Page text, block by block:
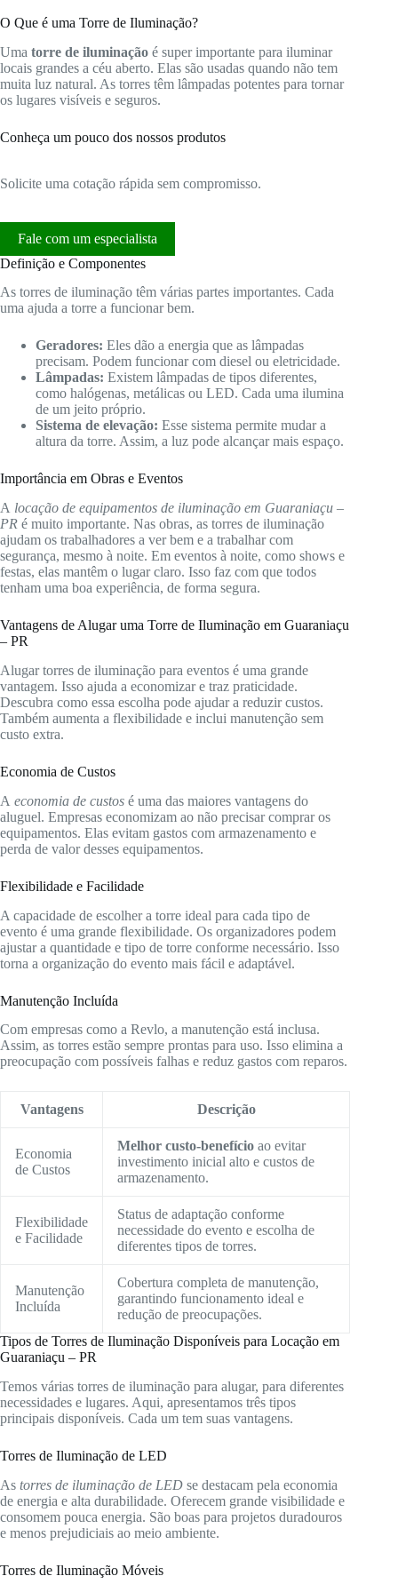
O Que é uma Torre de Iluminação?
Uma torre de iluminação é super importante para iluminar
locais grandes a céu aberto. Elas são usadas quando não tem
muita luz natural. As torres têm lâmpadas potentes para tornar
os lugares visíveis e seguros.
Conheça um pouco dos nossos produtos
Solicite uma cotação rápida sem compromisso.
Fale com um especialista
Definição e Componentes
As torres de iluminação têm várias partes importantes. Cada
uma ajuda a torre a funcionar bem.
Geradores: Eles dão a energia que as lâmpadas
precisam. Podem funcionar com diesel ou eletricidade.
Lâmpadas: Existem lâmpadas de tipos diferentes,
como halógenas, metálicas ou LED. Cada uma ilumina
de um jeito próprio.
Sistema de elevação: Esse sistema permite mudar a
altura da torre. Assim, a luz pode alcançar mais espaço.
Importância em Obras e Eventos
A locação de equipamentos de iluminação em Guaraniaçu –
PR é muito importante. Nas obras, as torres de iluminação
ajudam os trabalhadores a ver bem e a trabalhar com
segurança, mesmo à noite. Em eventos à noite, como shows e
festas, elas mantêm o lugar claro. Isso faz com que todos
tenham uma boa experiência, de forma segura.
Vantagens de Alugar uma Torre de Iluminação em Guaraniaçu
– PR
Alugar torres de iluminação para eventos é uma grande
vantagem. Isso ajuda a economizar e traz praticidade.
Descubra como essa escolha pode ajudar a reduzir custos.
Também aumenta a flexibilidade e inclui manutenção sem
custo extra.
Economia de Custos
A economia de custos é uma das maiores vantagens do
aluguel. Empresas economizam ao não precisar comprar os
equipamentos. Elas evitam gastos com armazenamento e
perda de valor desses equipamentos.
Flexibilidade e Facilidade
A capacidade de escolher a torre ideal para cada tipo de
evento é uma grande flexibilidade. Os organizadores podem
ajustar a quantidade e tipo de torre conforme necessário. Isso
torna a organização do evento mais fácil e adaptável.
Manutenção Incluída
Com empresas como a Revlo, a manutenção está inclusa.
Assim, as torres estão sempre prontas para uso. Isso elimina a
preocupação com possíveis falhas e reduz gastos com reparos.
Vantagens Descrição
Economia
de Custos
Melhor custo-benefício ao evitar
investimento inicial alto e custos de
armazenamento.
Flexibilidade
e Facilidade
Status de adaptação conforme
necessidade do evento e escolha de
diferentes tipos de torres.
Manutenção
Incluída
Cobertura completa de manutenção,
garantindo funcionamento ideal e
redução de preocupações.
Tipos de Torres de Iluminação Disponíveis para Locação em
Guaraniaçu – PR
Temos várias torres de iluminação para alugar, para diferentes
necessidades e lugares. Aqui, apresentamos três tipos
principais disponíveis. Cada um tem suas vantagens.
Torres de Iluminação de LED
As torres de iluminação de LED se destacam pela economia
de energia e alta durabilidade. Oferecem grande visibilidade e
consomem pouca energia. São boas para projetos duradouros
e menos prejudiciais ao meio ambiente.
Torres de Iluminação Móveis